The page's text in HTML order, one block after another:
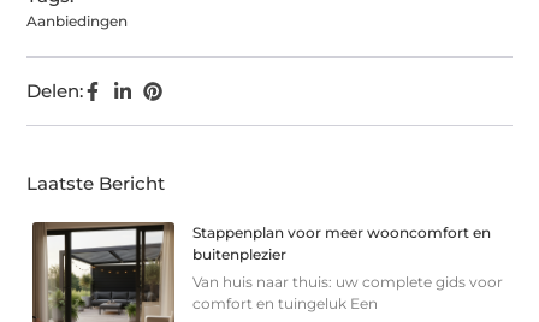
Aanbiedingen
Delen:
Laatste Bericht
Stappenplan voor meer wooncomfort en
buitenplezier
Van huis naar thuis: uw complete gids voor
comfort en tuingeluk Een